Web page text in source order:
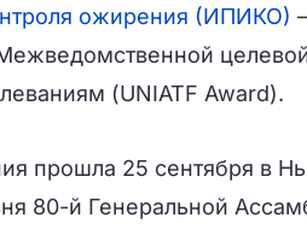
ожирения (ИПИКО)
(UNIATF Award).
прошла 25 сентября в
80-й Генеральной